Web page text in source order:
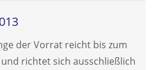
der Vorrat reicht bis zum
richtet sich ausschließlich